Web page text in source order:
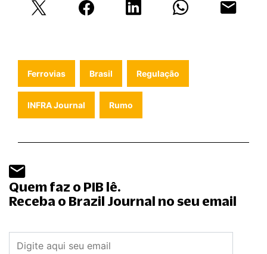
Ferrovias Brasil Regulação
INFRA Journal Rumo
Quem faz o PIB lê.
Receba o Brazil Journal no seu email